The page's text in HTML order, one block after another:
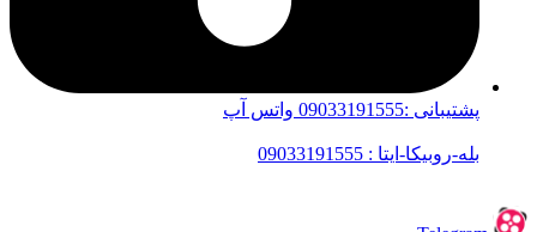
پشتیبانی :09033191555 واتس آپ
بله-روبیکا-ایتا : 09033191555